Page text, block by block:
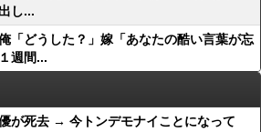
し...
「どうした？」嫁「あなたの酷い言葉が忘
週間...
が死去 → 今トンデモナイことになって